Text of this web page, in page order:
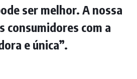
ser melhor. A nossa
consumidores com a
e única”.